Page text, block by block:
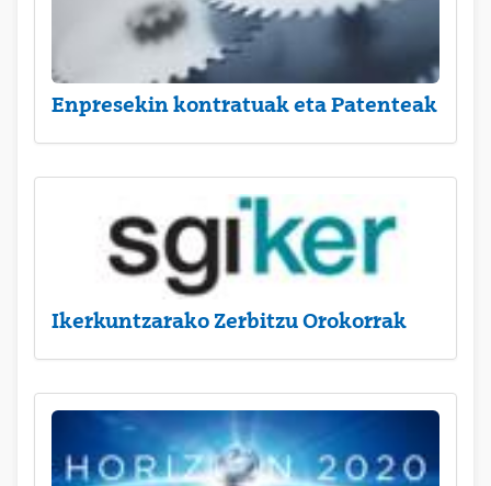
Enpresekin kontratuak eta Patenteak
Ikerkuntzarako Zerbitzu Orokorrak